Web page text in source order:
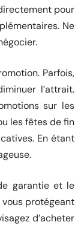
pour
Ne
Parfois,
l’attrait.
sur les
les fêtes de fin
En étant
garantie et le
protégeant
d’acheter